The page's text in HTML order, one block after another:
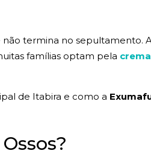
termina no sepultamento.
famílias optam pela
de Itabira e como a